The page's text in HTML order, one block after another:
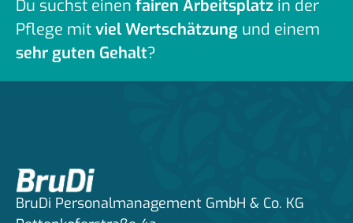
Du suchst einen fairen Arbeitsplatz in der
Pflege mitviel Wertschätzung und einem
sehr guten Gehalt?
BruDi Personalmanagement GmbH & Co. KG